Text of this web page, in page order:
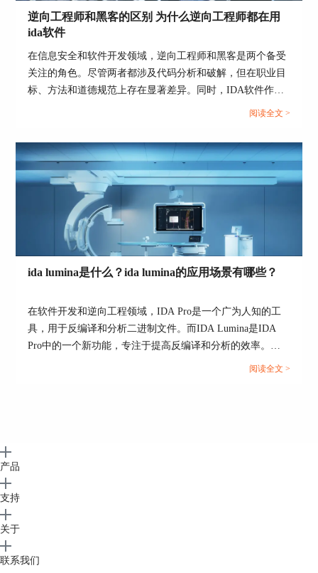
逆向工程师和黑客的区别 为什么逆向工程师都在用
ida软件
在信息安全和软件开发领域，逆向工程师和黑客是两个备受
关注的角色。尽管两者都涉及代码分析和破解，但在职业目
标、方法和道德规范上存在显著差异。同时，IDA软件作为
逆向工程师的首选工具，其受欢迎的原因也值得探讨。本文
在用ida软件”这一主题，并进一步介绍常用的逆向工程软
件。...
阅读全文 >
ida lumina是什么？ida lumina的应用场景有哪些？
在软件开发和逆向工程领域，IDA Pro是一个广为人知的工
具，用于反编译和分析二进制文件。而IDA Lumina是IDA
Pro中的一个新功能，专注于提高反编译和分析的效率。那
么，IDA Lumina具体是什么？它有哪些应用场景？本文将详
阅读全文 >
产品
支持
关于
联系我们